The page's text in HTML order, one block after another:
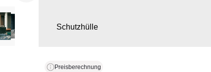
Schutzhülle
Preisberechnung